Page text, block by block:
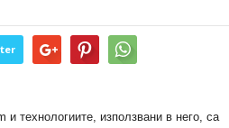
технологиите, използвани в него, са